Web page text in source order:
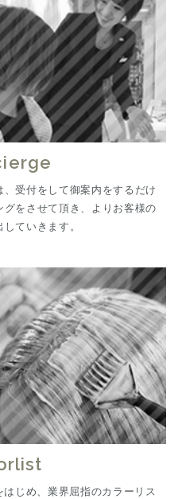
受付をして御案内をするだけ
をさせて頂き、よりお客様の
ていきます。
じめ、業界屈指のカラーリス